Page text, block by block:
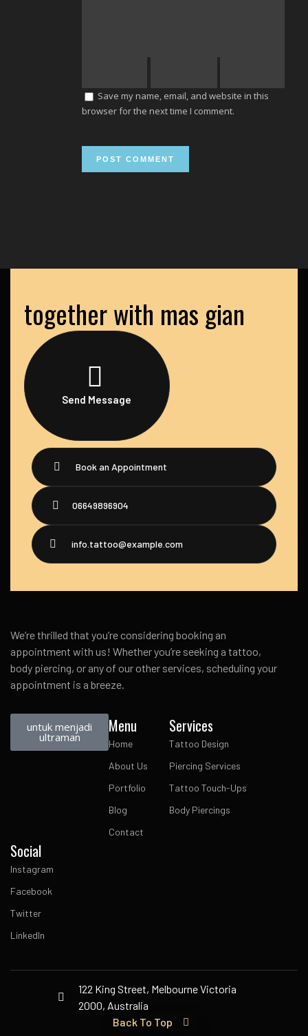
Save my name, email, and website in this
browser for the next time I comment.
together with mas gian
Send Message
Book an Appointment
06649896904
info.tattoo@example.com
We’re thrilled that you’re considering booking an
appointment with us! Whether you’re seeking a tattoo,
body piercing, or any of our other services, scheduling your
appointment is a breeze.
untuk menjadi
ultraman
Menu
Home
About Us
Portfolio
Blog
Contact
Services
Tattoo Design
Piercing Services
Tattoo Touch-Ups
Body Piercings
Social
Instagram
Facebook
Twitter
LinkedIn
122 King Street, Melbourne Victoria
2000, Australia
Back To Top